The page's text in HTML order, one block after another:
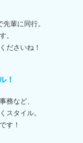
輩に同行。
。
ださいね！
！
務など、
スタイル。
す！